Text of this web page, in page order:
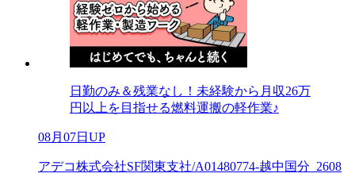
日勤のみ＆残業なし！未経験から月収26万
円以上を目指せる燃料運搬の軽作業♪
08月07日UP
アデコ株式会社SF関東支社/A01480774-越中国分_2608